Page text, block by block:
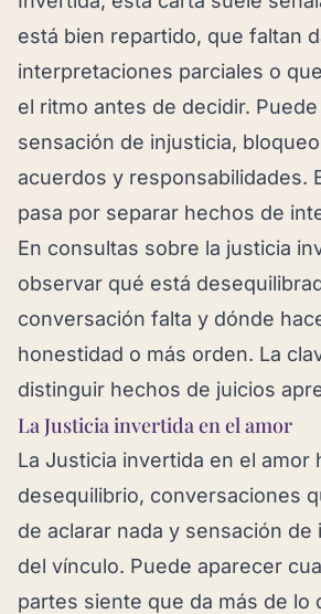
está bien repartido, que faltan
interpretaciones parciales o
el ritmo antes de decidir.
sensación de injusticia,
acuerdos y responsabilidades.
pasa por separar hechos de
En consultas sobre la justicia
observar qué está
conversación falta y dónde
honestidad o más orden. La
distinguir hechos de juicios
La Justicia invertida en el amor
La Justicia invertida en el amor
desequilibrio, conversaciones
de aclarar nada y sensación de
del vínculo. Puede aparecer
partes siente que da más de lo